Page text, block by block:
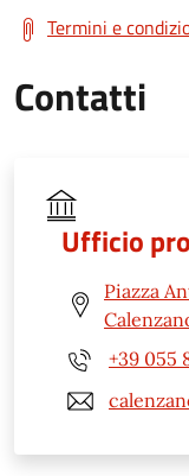
Termini e
Contatti
Ufficio
Piazza
+39 055